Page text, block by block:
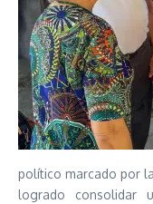
político marcado por
logrado consolidar